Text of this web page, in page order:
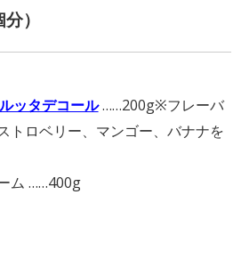
）
ッタデコール……200g※フレーバ
トロベリー、マンゴー、バナナを
ム ……400g